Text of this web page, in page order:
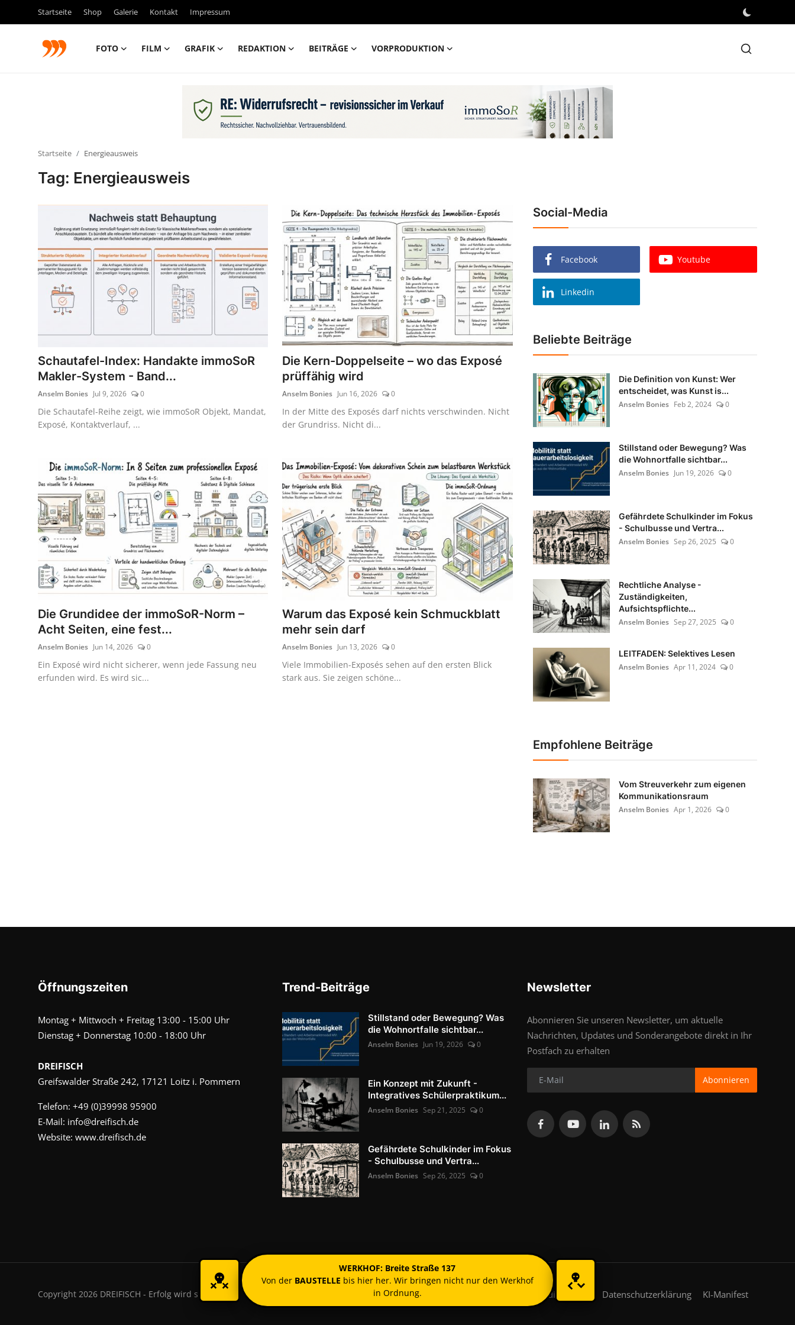
Startseite Shop Galerie Kontakt Impressum
FOTO FILM GRAFIK REDAKTION BEITRÄGE VORPRODUKTION
Vorproduktion
Startseite Energieausweis
Tag: Energieausweis
Schautafel-Index: Handakte immoSoR
Makler-System - Band...
Anselm Bonies Jul 9, 2026 0
Die Schautafel-Reihe zeigt, wie immoSoR Objekt, Mandat,
Exposé, Kontaktverlauf, ...
Die Kern-Doppelseite – wo das Exposé
prüffähig wird
Anselm Bonies Jun 16, 2026 0
In der Mitte des Exposés darf nichts verschwinden. Nicht
der Grundriss. Nicht di...
Die Grundidee der immoSoR-Norm –
Acht Seiten, eine fest...
Anselm Bonies Jun 14, 2026 0
Ein Exposé wird nicht sicherer, wenn jede Fassung neu
erfunden wird. Es wird sic...
Warum das Exposé kein Schmuckblatt
mehr sein darf
Anselm Bonies Jun 13, 2026 0
Viele Immobilien-Exposés sehen auf den ersten Blick
stark aus. Sie zeigen schöne...
Social-Media
Facebook Youtube
Linkedin
Beliebte Beiträge
Die Definition von Kunst: Wer
entscheidet, was Kunst is...
Anselm Bonies Feb 2, 2024 0
Stillstand oder Bewegung? Was
die Wohnortfalle sichtbar...
Anselm Bonies Jun 19, 2026 0
Gefährdete Schulkinder im Fokus
- Schulbusse und Vertra...
Anselm Bonies Sep 26, 2025 0
Rechtliche Analyse -
Zuständigkeiten,
Aufsichtspflichte...
Anselm Bonies Sep 27, 2025 0
LEITFADEN: Selektives Lesen
Anselm Bonies Apr 11, 2024 0
Empfohlene Beiträge
Vom Streuverkehr zum eigenen
Kommunikationsraum
Anselm Bonies Apr 1, 2026 0
Öffnungszeiten
Montag + Mittwoch + Freitag 13:00 - 15:00 Uhr
Dienstag + Donnerstag 10:00 - 18:00 Uhr
DREIFISCH
Greifswalder Straße 242, 17121 Loitz i. Pommern
Telefon: +49 (0)39998 95900
E-Mail: info@dreifisch.de
Website: www.dreifisch.de
Trend-Beiträge
Stillstand oder Bewegung? Was
die Wohnortfalle sichtbar...
Anselm Bonies Jun 19, 2026 0
Ein Konzept mit Zukunft -
Integratives Schülerpraktikum...
Anselm Bonies Sep 21, 2025 0
Gefährdete Schulkinder im Fokus
- Schulbusse und Vertra...
Anselm Bonies Sep 26, 2025 0
Newsletter
Abonnieren Sie unseren Newsletter, um aktuelle
Nachrichten, Updates und Sonderangebote direkt in Ihr
Postfach zu erhalten
Abonnieren
Copyright 2026 DREIFISCH - Erfolg wird sichtbar. Nutzungsbedingungen Datenschutzerklärung KI-Manifest
WERKHOF: Breite Straße 137
Von der BAUSTELLE bis hier her. Wir bringen nicht nur den Werkhof
in Ordnung.